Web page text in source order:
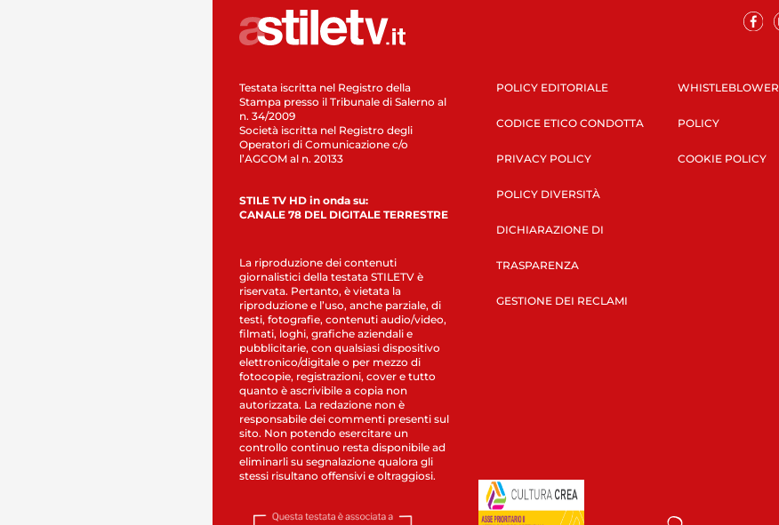
Testata iscritta nel Registro della
Stampa presso il Tribunale di Salerno al
n. 34/2009
Società iscritta nel Registro degli
Operatori di Comunicazione c/o
l’AGCOM al n. 20133
STILE TV HD in onda su:
CANALE 78 DEL DIGITALE TERRESTRE
La riproduzione dei contenuti
giornalistici della testata STILETV è
riservata. Pertanto, è vietata la
riproduzione e l’uso, anche parziale, di
testi, fotografie, contenuti audio/video,
filmati, loghi, grafiche aziendali e
pubblicitarie, con qualsiasi dispositivo
elettronico/digitale o per mezzo di
fotocopie, registrazioni, cover e tutto
quanto è ascrivibile a copia non
autorizzata. La redazione non è
responsabile dei commenti presenti sul
sito. Non potendo esercitare un
controllo continuo resta disponibile ad
eliminarli su segnalazione qualora gli
stessi risultano offensivi e oltraggiosi.
POLICY EDITORIALE
CODICE ETICO CONDOTTA
PRIVACY POLICY
POLICY DIVERSITÀ
DICHIARAZIONE DI
TRASPARENZA
GESTIONE DEI RECLAMI
WHISTLEBLOWER
POLICY
COOKIE POLICY